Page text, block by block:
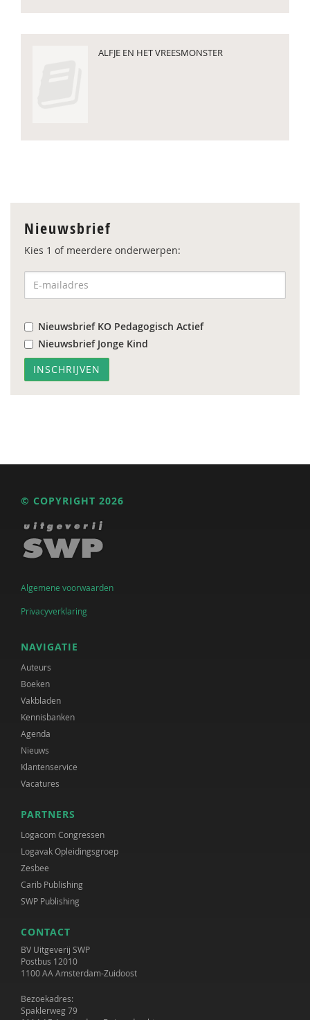
ALFJE EN HET VREESMONSTER
Nieuwsbrief
Kies 1 of meerdere onderwerpen:
Nieuwsbrief KO Pedagogisch Actief
Nieuwsbrief Jonge Kind
© COPYRIGHT 2026
Algemene voorwaarden
Privacyverklaring
NAVIGATIE
Auteurs
Boeken
Vakbladen
Kennisbanken
Agenda
Nieuws
Klantenservice
Vacatures
PARTNERS
Logacom Congressen
Logavak Opleidingsgroep
Zesbee
Carib Publishing
SWP Publishing
CONTACT
BV Uitgeverij SWP
Postbus 12010
1100 AA Amsterdam-Zuidoost
Bezoekadres:
Spaklerweg 79